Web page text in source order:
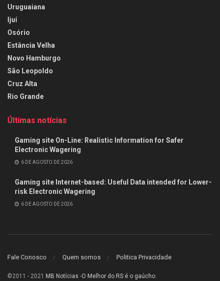
Uruguaiana
Ijuí
Osório
Estância Velha
Novo Hamburgo
São Leopoldo
Cruz Alta
Rio Grande
Últimas notícias
Gaming site On-Line: Realistic Information for Safer
Electronic Wagering
6 DE AGOSTO DE 2026
Gaming site Internet-based: Useful Data intended for Lower-
risk Electronic Wagering
6 DE AGOSTO DE 2026
Fale Conosco Quem somos Politica Privacidade
©2011 - 2021 MB Notícias -O Melhor do RS é o gaúcho